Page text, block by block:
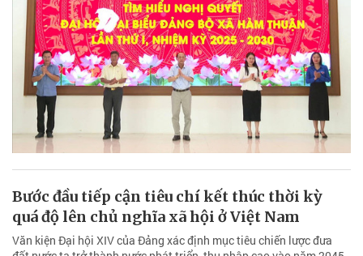
Bước đầu tiếp cận tiêu chí kết thúc thời kỳ
quá độ lên chủ nghĩa xã hội ở Việt Nam
Văn kiện Đại hội XIV của Đảng xác định mục tiêu chiến lược đưa